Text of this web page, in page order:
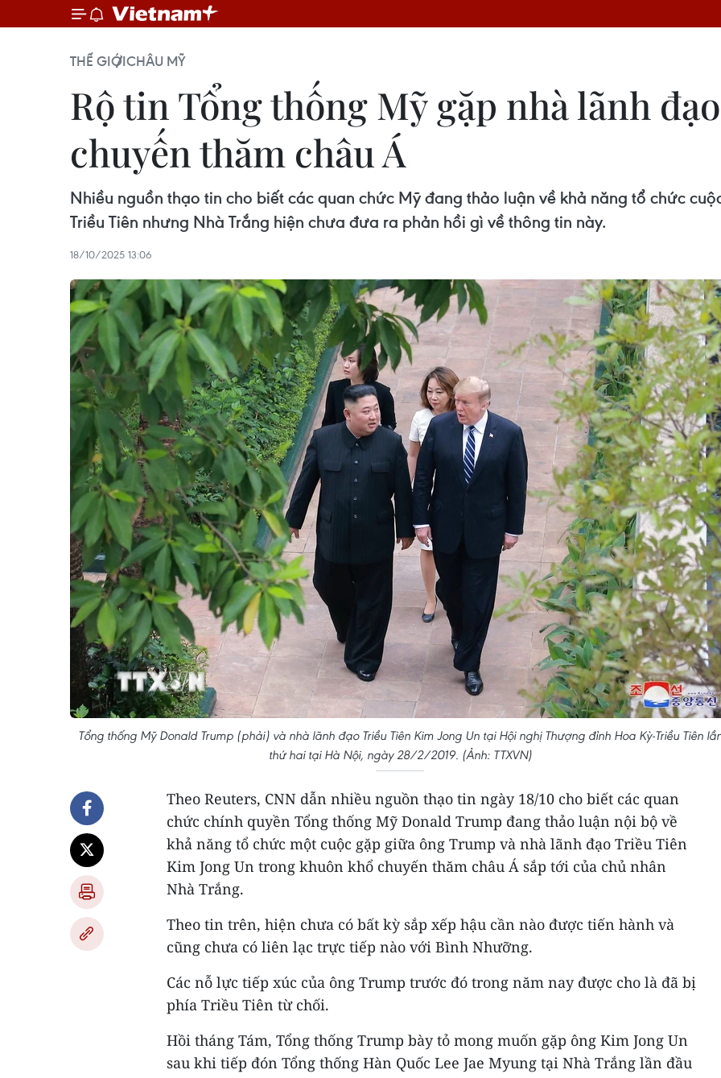
THẾ GIỚICHÂU MỸ
Rộ tin Tổng thống Mỹ gặp nhà lãnh
chuyến thăm châu Á
Nhiều nguồn thạo tin cho biết các quan chức Mỹ đang thảo luận về khả năng tổ chức
Triều Tiên nhưng Nhà Trắng hiện chưa đưa ra phản hồi gì về thông tin này.
18/10/2025 13:06
Tổng thống Mỹ Donald Trump (phải) và nhà lãnh đạo Triều Tiên Kim Jong Un tại Hội nghị Thượng đỉnh Hoa Kỳ-Triều Tiên
thứ hai tại Hà Nội, ngày 28/2/2019. (Ảnh: TTXVN)
Theo Reuters, CNN dẫn nhiều nguồn thạo tin ngày 18/10 cho biết các quan
chức chính quyền Tổng thống Mỹ Donald Trump đang thảo luận nội bộ về
khả năng tổ chức một cuộc gặp giữa ông Trump và nhà lãnh đạo Triều Tiên
Kim Jong Un trong khuôn khổ chuyến thăm châu Á sắp tới của chủ nhân
Nhà Trắng.
Theo tin trên, hiện chưa có bất kỳ sắp xếp hậu cần nào được tiến hành và
cũng chưa có liên lạc trực tiếp nào với Bình Nhưỡng.
Các nỗ lực tiếp xúc của ông Trump trước đó trong năm nay được cho là đã bị
phía Triều Tiên từ chối.
Hồi tháng Tám, Tổng thống Trump bày tỏ mong muốn gặp ông Kim Jong Un
sau khi tiếp đón Tổng thống Hàn Quốc Lee Jae Myung tại Nhà Trắng lần đầu